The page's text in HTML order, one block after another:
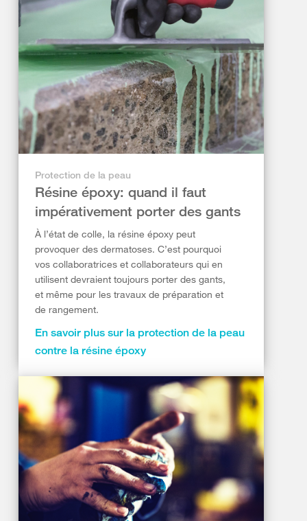
Protection de la peau
Résine époxy: quand il faut
impérativement porter des gants
À l’état de colle, la résine époxy peut
provoquer des dermatoses. C’est pourquoi
vos collaboratrices et collaborateurs qui en
utilisent devraient toujours porter des gants,
et même pour les travaux de préparation et
de rangement.
En savoir plus sur la protection de la peau
contre la résine époxy